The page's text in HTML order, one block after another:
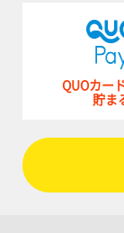
QUOカー
貯ま